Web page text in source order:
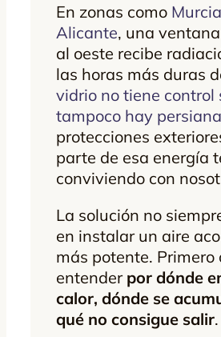
En zonas como
Alicante, una
al oeste recibe
las horas más duras
vidrio no tiene control
tampoco hay
protecciones
parte de esa energía
conviviendo con
La solución no
en instalar un aire
más potente. Primero
entender por dónde
calor, dónde se
qué no consigue salir.